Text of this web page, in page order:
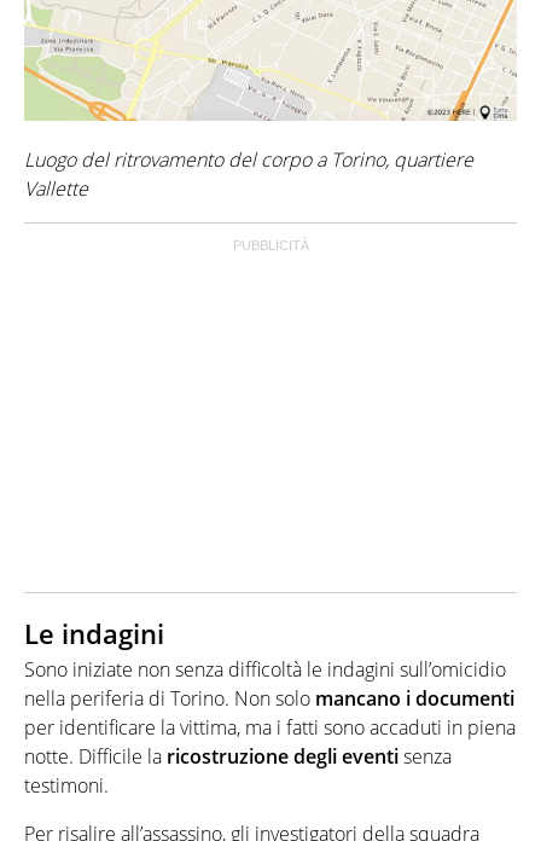
Luogo del ritrovamento del corpo a Torino, quartiere
Vallette
Le indagini
Sono iniziate non senza difficoltà le indagini sull’omicidio
nella periferia di Torino. Non solo mancano i documenti
per identificare la vittima, ma i fatti sono accaduti in piena
notte. Difficile la ricostruzione degli eventisenza
testimoni.
Per risalire all’assassino, gli investigatori della squadra